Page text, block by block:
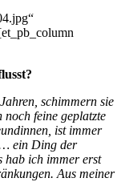
schimmern sie
feine geplatzte
ist immer
ein Ding der
hab ich immer erst
Aus meiner